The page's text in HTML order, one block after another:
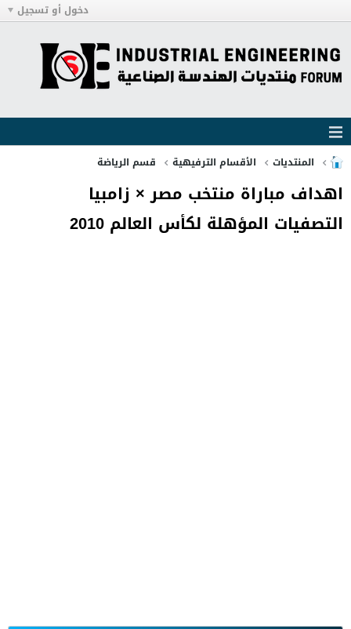
دخول أو تسجيل
المنتديات الأقسام الترفيهية قسم الرياضة
اهداف مباراة منتخب مصر × زامبيا
التصفيات المؤهلة لكأس العالم 2010